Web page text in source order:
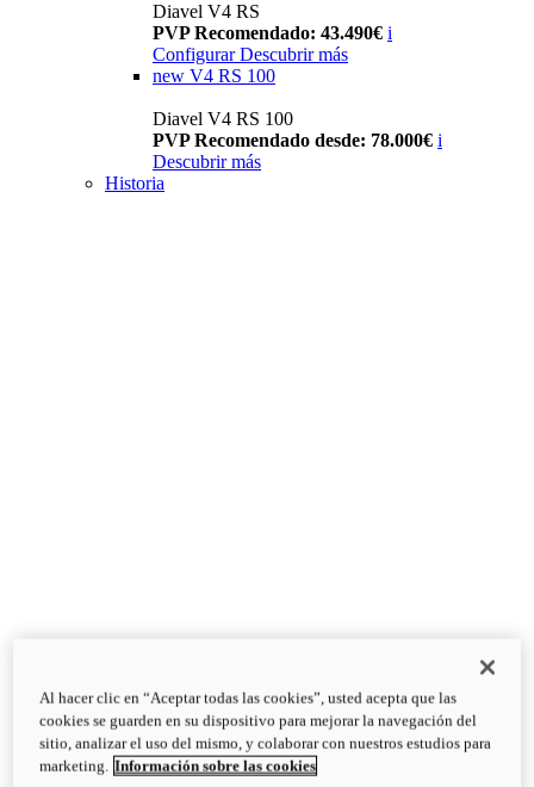
Diavel V4 RS
PVP Recomendado: 43.490€ i
Configurar Descubrir más
new V4 RS 100
Diavel V4 RS 100
PVP Recomendado desde: 78.000€ i
Descubrir más
Historia
Al hacer clic en “Aceptar todas las cookies”, usted acepta que las
cookies se guarden en su dispositivo para mejorar la navegación del
sitio, analizar el uso del mismo, y colaborar con nuestros estudios para
marketing. Información sobre las cookies